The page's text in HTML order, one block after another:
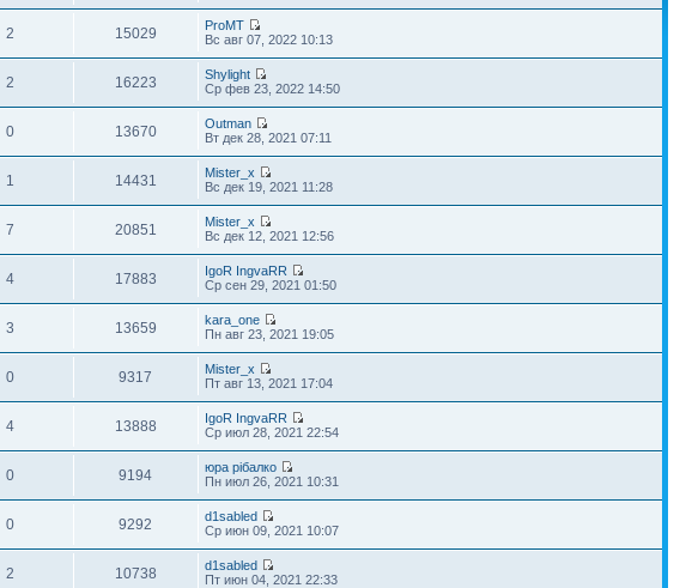
2 15029
ProMT
Вс авг 07, 2022 10:13
2 16223
Shylight
Ср фев 23, 2022 14:50
0 13670
Outman
Вт дек 28, 2021 07:11
1 14431
Mister_x
Вс дек 19, 2021 11:28
7 20851
Mister_x
Вс дек 12, 2021 12:56
4 17883
IgoR IngvaRR
Ср сен 29, 2021 01:50
3 13659
kara_one
Пн авг 23, 2021 19:05
0 9317
Mister_x
Пт авг 13, 2021 17:04
4 13888
IgoR IngvaRR
Ср июл 28, 2021 22:54
0 9194
юра рібалко
Пн июл 26, 2021 10:31
0 9292
d1sabled
Ср июн 09, 2021 10:07
2 10738
d1sabled
Пт июн 04, 2021 22:33